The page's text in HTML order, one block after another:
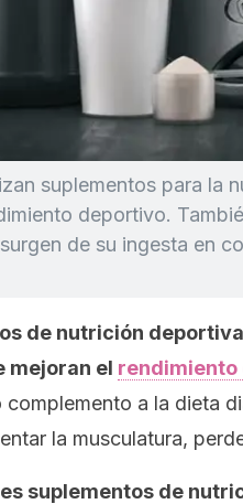
suplementos para la
deportivo.
de su ingesta en
de nutrición
mejoran el
complemento a la dieta
la musculatura,
suplementos de